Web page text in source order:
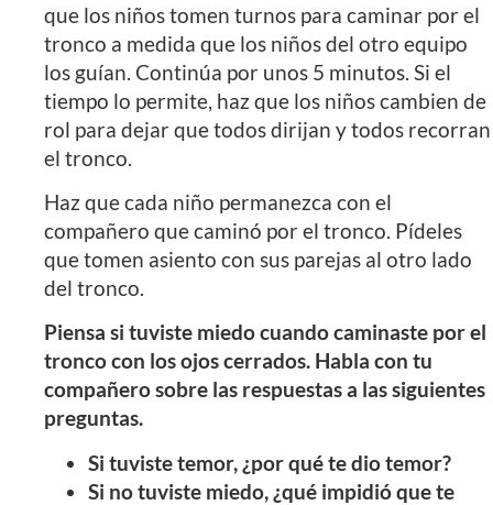
que los niños tomen turnos para caminar por el
tronco a medida que los niños del otro equipo
los guían. Continúa por unos 5 minutos. Si el
tiempo lo permite, haz que los niños cambien de
rol para dejar que todos dirijan y todos recorran
el tronco.
Haz que cada niño permanezca con el
compañero que caminó por el tronco. Pídeles
que tomen asiento con sus parejas al otro lado
del tronco.
Piensa si tuviste miedo cuando caminaste por el
tronco con los ojos cerrados. Habla con tu
compañero sobre las respuestas a las siguientes
preguntas.
Si tuviste temor, ¿por qué te dio temor?
Si no tuviste miedo, ¿qué impidió que te